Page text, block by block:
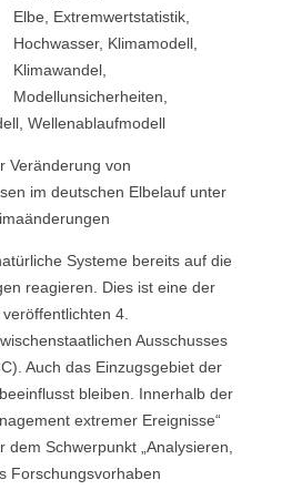
Elbe, Extremwertstatistik,
Hochwasser, Klimamodell,
Klimawandel,
Modellunsicherheiten,
Wellenablaufmodell
Veränderung von
im deutschen Elbelauf unter
Systeme bereits auf die
reagieren. Dies ist eine der
4.
Ausschusses
Auch das Einzugsgebiet der
bleiben. Innerhalb der
extremer Ereignisse“
Schwerpunkt „Analysieren,
Forschungsvorhaben